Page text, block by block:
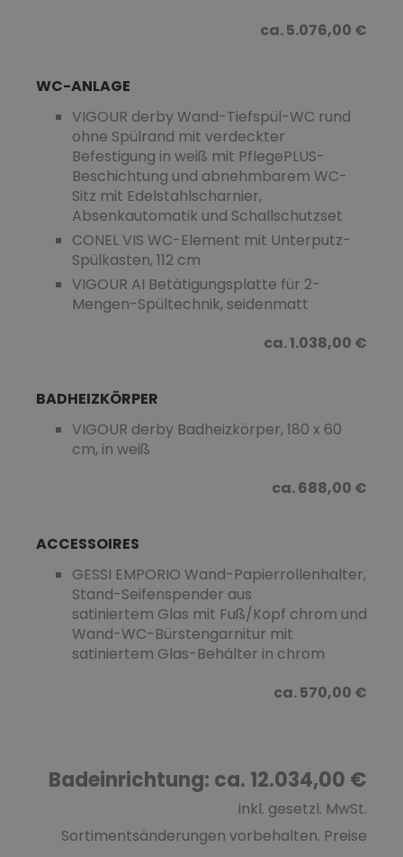
ca. 5.076,00 €
WC-ANLAGE
VIGOUR derby Wand-Tiefspül-WC rund
ohne Spülrand mit verdeckter
Befestigung in weiß mit PflegePLUS-
Beschichtung und abnehmbarem WC-
Sitz mit Edelstahlscharnier,
Absenkautomatik und Schallschutzset
CONEL VIS WC-Element mit Unterputz-
Spülkasten, 112 cm
VIGOUR AI Betätigungsplatte für 2-
Mengen-Spültechnik, seidenmatt
ca. 1.038,00 €
BADHEIZKÖRPER
VIGOUR derby Badheizkörper, 180 x 60
cm, in weiß
ca. 688,00 €
ACCESSOIRES
GESSI EMPORIO Wand-Papierrollenhalter,
Stand-Seifenspender aus
satiniertem Glas mit Fuß/Kopf chrom und
Wand-WC-Bürstengarnitur mit
satiniertem Glas-Behälter in chrom
ca. 570,00 €
Badeinrichtung: ca. 12.034,00 €
inkl. gesetzl. MwSt.
Sortimentsänderungen vorbehalten. Preise